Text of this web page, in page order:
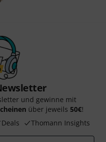
und gewinne mit
über jeweils 50€!
Deals Thomann Insights